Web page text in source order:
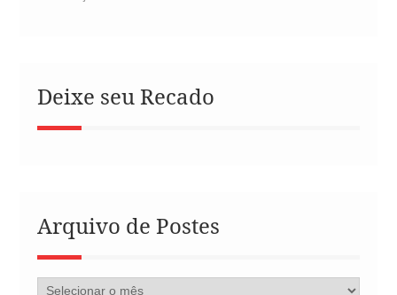
Deixe seu Recado
Arquivo de Postes
Arquivo